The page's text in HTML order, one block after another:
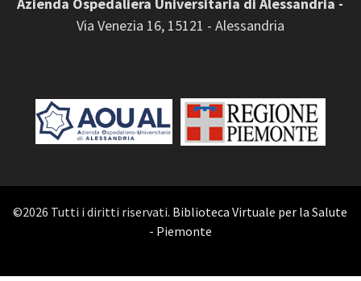
Via Venezia 16, 15121 - Alessandria
©2026 Tutti i diritti riservati. Biblioteca Virtuale per la Salute
- Piemonte